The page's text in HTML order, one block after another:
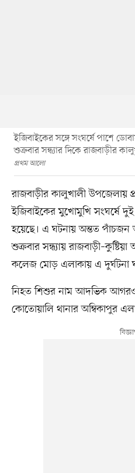
ইজিবাইকের সঙ্গে সংঘর্ষে পাশে
শুক্রবার সন্ধ্যার দিকে রাজবাড়ীর
প্রথম আলো
রাজবাড়ীর কালুখালী উপজেলায়
ইজিবাইকের মুখোমুখি সংঘর্ষে
হয়েছে। এ ঘটনায় অন্তত
শুক্রবার সন্ধ্যায়
কলেজ মোড় এলাকায় এ দুর্ঘটনা
নিহত শিশুর নাম আদভিক
কোতোয়ালি থানার অম্বিকাপুর